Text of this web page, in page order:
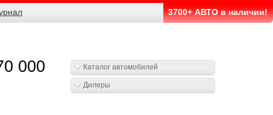
3700+ АВТО в наличии!
000
Каталог автомобилей
Дилеры